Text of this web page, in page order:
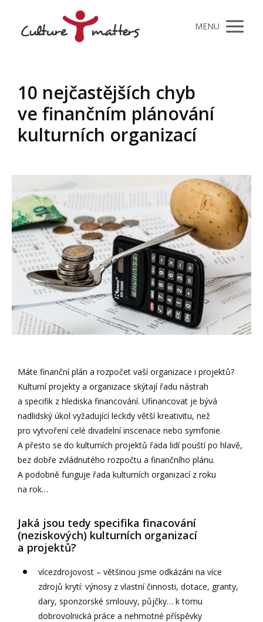
MENU
10 nejčastějších chyb
ve finančním plánování
kulturních organizací
Máte finanční plán a rozpočet vaší organizace i projektů?
Kulturní projekty a organizace skýtají řadu nástrah
a specifik z hlediska financování. Ufinancovat je bývá
nadlidský úkol vyžadující leckdy větší kreativitu, než
pro vytvoření celé divadelní inscenace nebo symfonie.
A přesto se do kulturních projektů řada lidí pouští po hlavě,
bez dobře zvládnutého rozpočtu a finančního plánu.
A podobně funguje řada kulturních organizací z roku
na rok…
Jaká jsou tedy specifika finacování
(neziskových) kulturních organizací
a projektů?
vícezdrojovost – většinou jsme odkázáni na více
zdrojů krytí: výnosy z vlastní činnosti, dotace, granty,
dary, sponzorské smlouvy, půjčky… k tomu
dobrovolnická práce a nehmotné příspěvky